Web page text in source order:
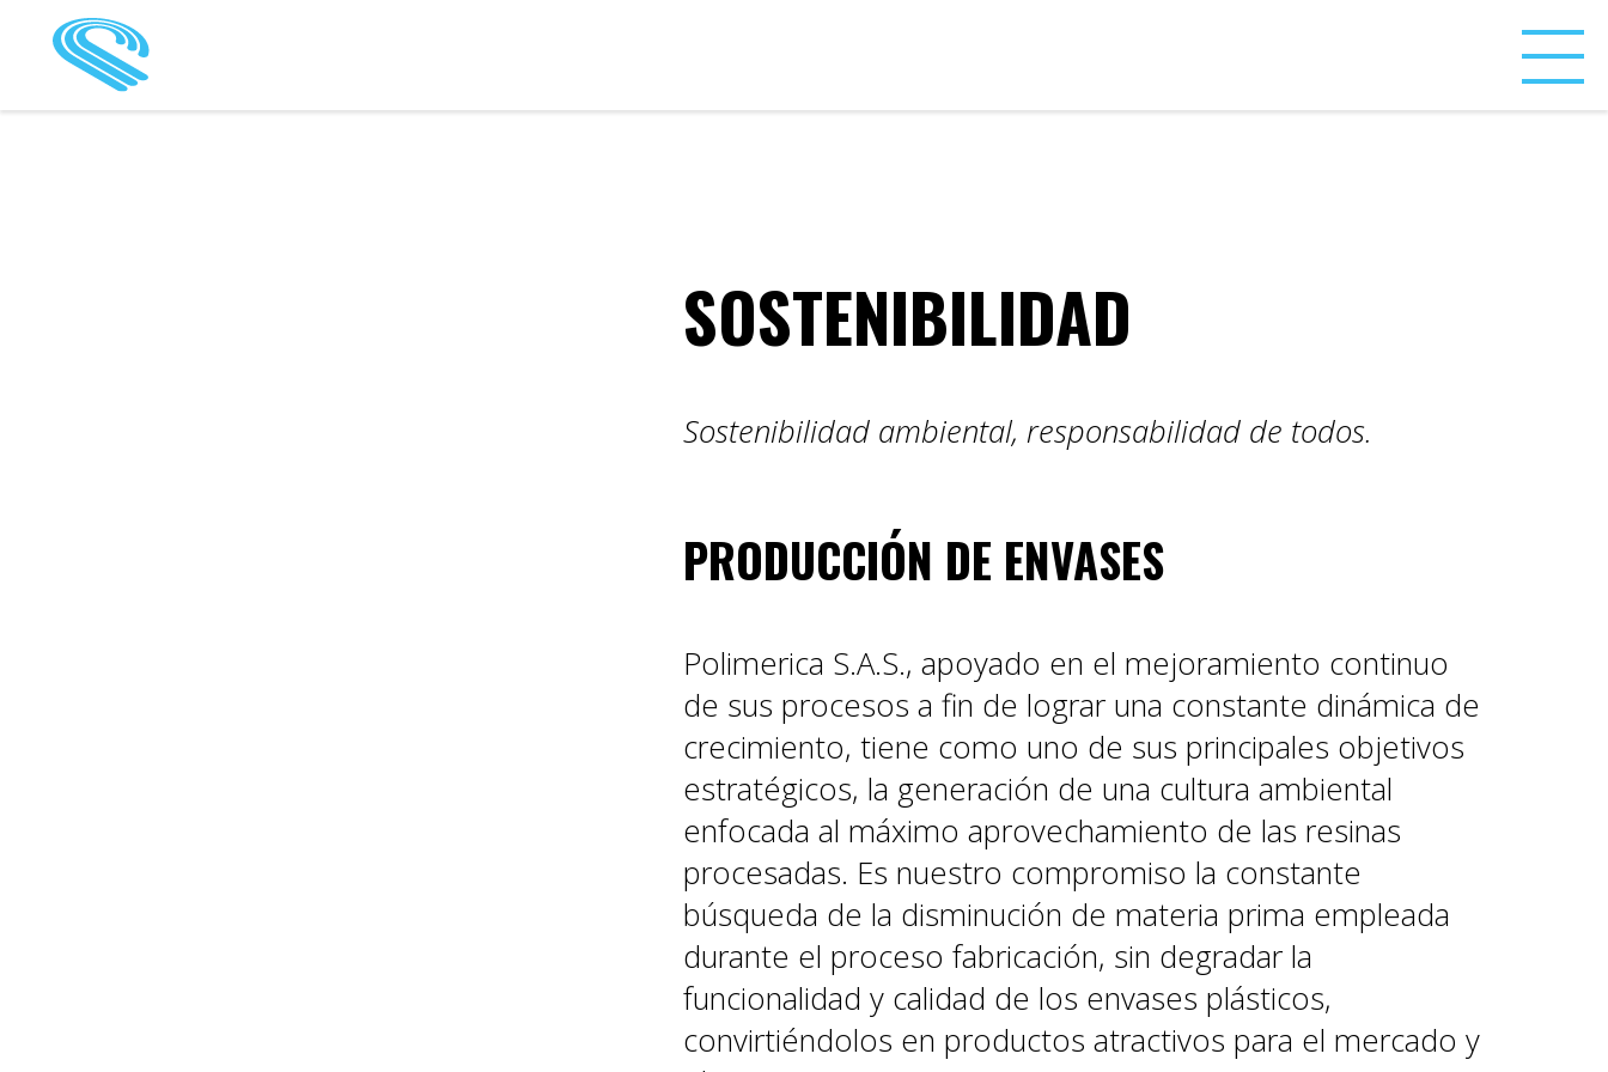
SOSTENIBILIDAD
Sostenibilidad ambiental, responsabilidad de todos.
PRODUCCIÓN DE ENVASES
Polimerica S.A.S., apoyado en el mejoramiento continuo
de sus procesos a fin de lograr una constante dinámica de
crecimiento, tiene como uno de sus principales objetivos
estratégicos, la generación de una cultura ambiental
enfocada al máximo aprovechamiento de las resinas
procesadas. Es nuestro compromiso la constante
búsqueda de la disminución de materia prima empleada
durante el proceso fabricación, sin degradar la
funcionalidad y calidad de los envases plásticos,
convirtiéndolos en productos atractivos para el mercado y